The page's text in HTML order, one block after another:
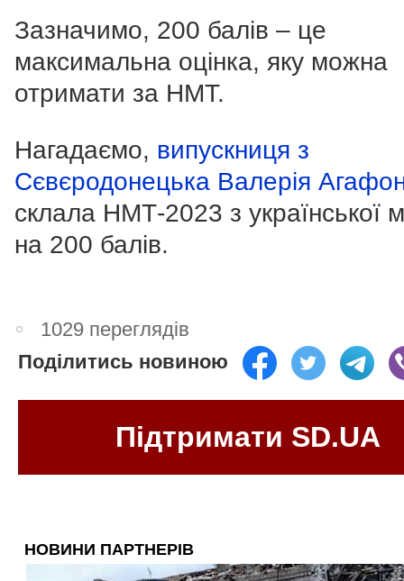
Зазначимо, 200 балів – це
максимальна оцінка, яку можна
отримати за НМТ.
Нагадаємо, випускниця з
Сєвєродонецька Валерія
склала НМТ-2023 з української
на 200 балів.
1029 переглядів
Поділитись новиною
Підтримати SD.UA